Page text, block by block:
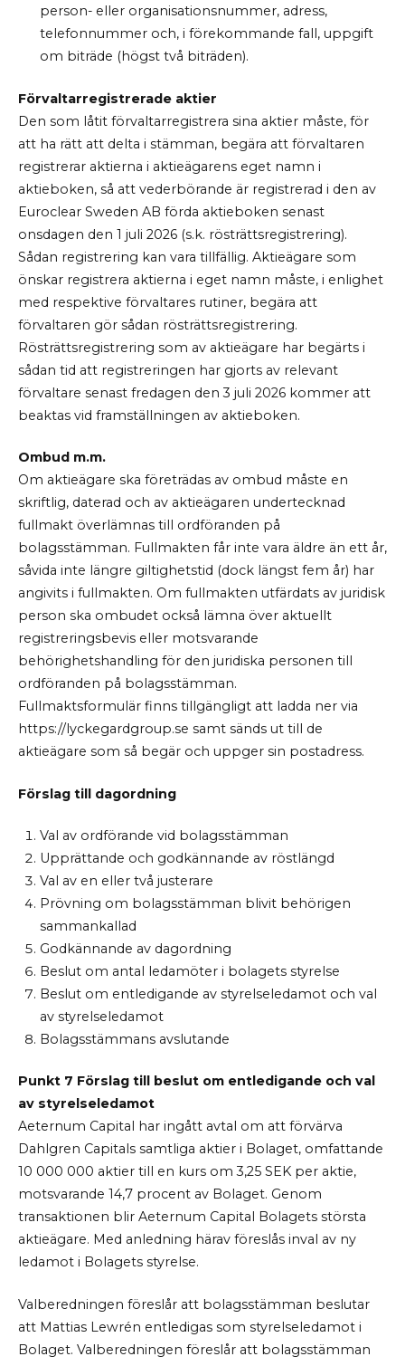
person- eller organisationsnummer, adress,
telefonnummer och, i förekommande fall, uppgift
om biträde (högst två biträden).
Förvaltarregistrerade aktier
Den som låtit förvaltarregistrera sina aktier måste, för
att ha rätt att delta i stämman, begära att förvaltaren
registrerar aktierna i aktieägarens eget namn i
aktieboken, så att vederbörande är registrerad i den av
Euroclear Sweden AB förda aktieboken senast
onsdagen den 1 juli 2026 (s.k. rösträttsregistrering).
Sådan registrering kan vara tillfällig. Aktieägare som
önskar registrera aktierna i eget namn måste, i enlighet
med respektive förvaltares rutiner, begära att
förvaltaren gör sådan rösträttsregistrering.
Rösträttsregistrering som av aktieägare har begärts i
sådan tid att registreringen har gjorts av relevant
förvaltare senast fredagen den 3 juli 2026 kommer att
beaktas vid framställningen av aktieboken.
Ombud m.m.
Om aktieägare ska företrädas av ombud måste en
skriftlig, daterad och av aktieägaren undertecknad
fullmakt överlämnas till ordföranden på
bolagsstämman. Fullmakten får inte vara äldre än ett år,
såvida inte längre giltighetstid (dock längst fem år) har
angivits i fullmakten. Om fullmakten utfärdats av juridisk
person ska ombudet också lämna över aktuellt
registreringsbevis eller motsvarande
behörighetshandling för den juridiska personen till
ordföranden på bolagsstämman.
Fullmaktsformulär finns tillgängligt att ladda ner via
https://lyckegardgroup.se samt sänds ut till de
aktieägare som så begär och uppger sin postadress.
Förslag till dagordning
Val av ordförande vid bolagsstämman
Upprättande och godkännande av röstlängd
Val av en eller två justerare
Prövning om bolagsstämman blivit behörigen
sammankallad
Godkännande av dagordning
Beslut om antal ledamöter i bolagets styrelse
Beslut om entledigande av styrelseledamot och val
av styrelseledamot
Bolagsstämmans avslutande
Punkt 7 Förslag till beslut om entledigande och val
av styrelseledamot
Aeternum Capital har ingått avtal om att förvärva
Dahlgren Capitals samtliga aktier i Bolaget, omfattande
10 000 000 aktier till en kurs om 3,25 SEK per aktie,
motsvarande 14,7 procent av Bolaget. Genom
transaktionen blir Aeternum Capital Bolagets största
aktieägare. Med anledning härav föreslås inval av ny
ledamot i Bolagets styrelse.
Valberedningen föreslår att bolagsstämman beslutar
att Mattias Lewrén entledigas som styrelseledamot i
Bolaget. Valberedningen föreslår att bolagsstämman